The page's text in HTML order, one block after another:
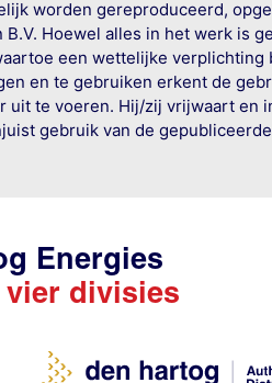
worden gereproduceerd,
Hoewel alles in het werk is
een wettelijke
en te gebruiken erkent de
te voeren. Hij/zij vrijwaart en
gebruik van de
Energies
vier divisies